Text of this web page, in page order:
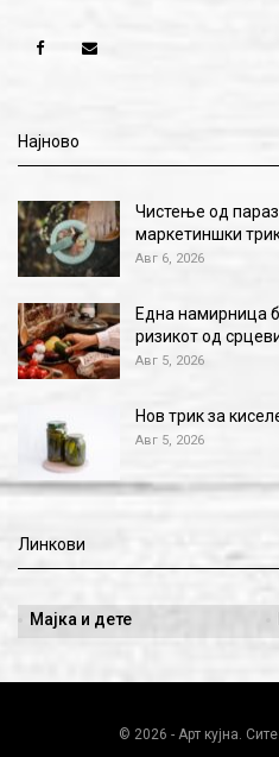
Најново
Чистење од
маркетиншки
Авг 6, 2026
Една намирница
ризикот од
Авг 5, 2026
Нов трик за
Авг 5, 2026
Линкови
Мајка и дете
© 2026 - Арт кујна.